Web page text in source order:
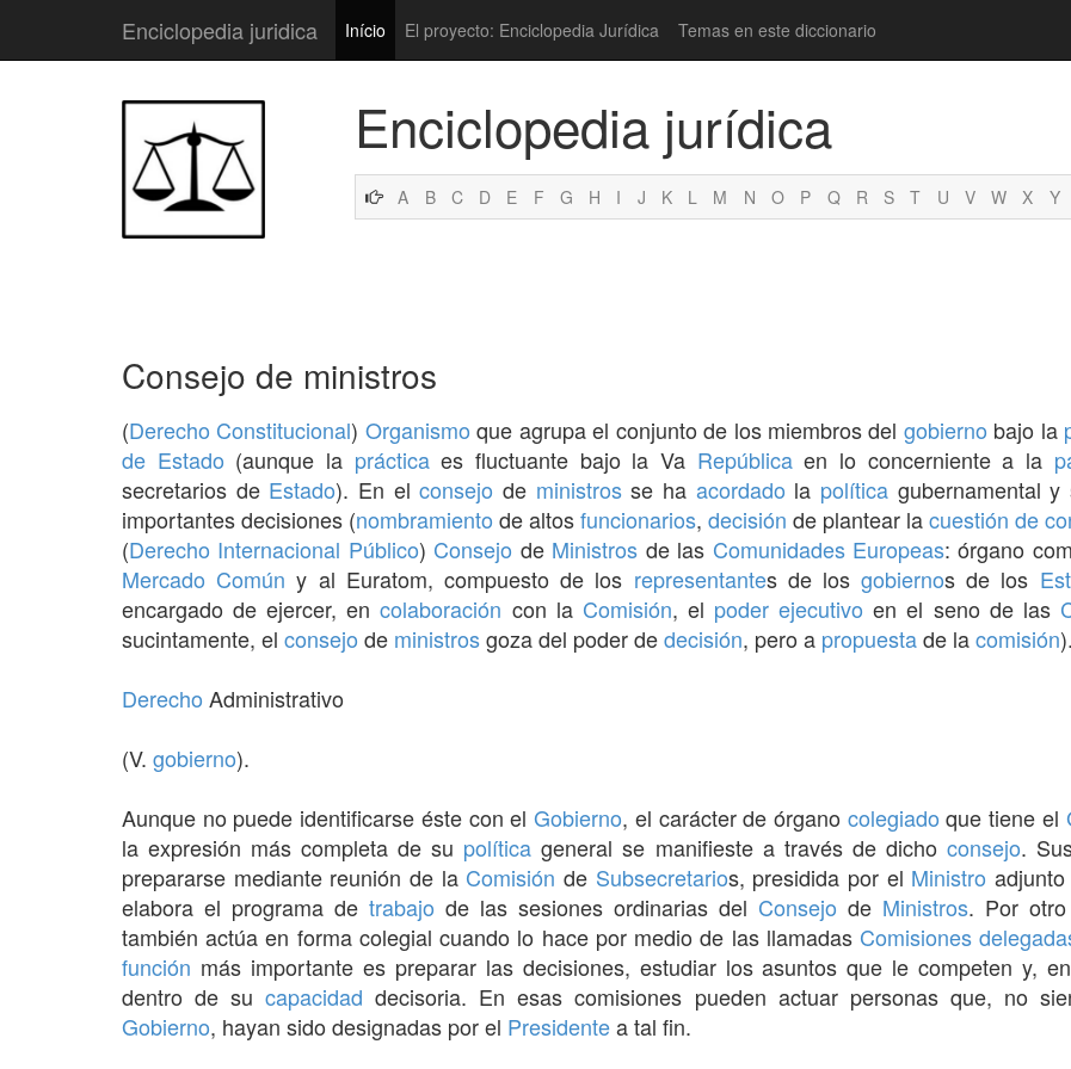
Enciclopedia juridica Início El proyecto: Enciclopedia Jurídica Temas en este diccionario
Enciclopedia jurídica
A B C D E F G H I J K L M N O P Q R S T U V W X Y
Consejo de ministros
(Derecho Constitucional) Organismo que agrupa el conjunto de los miembros del gobierno bajo la
de Estado (aunque la prácticaes fluctuante bajo la Va Repúblicaen lo concerniente a la
secretarios de Estado). En elconsejo de ministrosse ha acordado la política gubernamental
importantes decisiones (nombramiento de altosfuncionarios, decisión de plantear lacuestión de
(Derecho Internacional Público) Consejo de Ministros de las Comunidades Europeas: órgano
Mercado Común y al Euratom, compuesto de los representantes de losgobiernos de los
encargado de ejercer, encolaboración con la Comisión, el poder ejecutivo en el seno de las
sucintamente, el consejo de ministrosgoza del poder dedecisión, pero a propuestade lacomisión).
Derecho Administrativo
(V. gobierno).
Aunque no puede identificarse éste con elGobierno, el carácter de órgano colegiado que tiene el
la expresión más completa de su política general se manifieste a través de dicho consejo.
prepararse mediante reunión de la Comisión de Subsecretarios, presidida por el Ministro
elabora el programa de trabajo de las sesiones ordinarias del Consejo de Ministros. Por
también actúa en forma colegial cuando lo hace por medio de las llamadas Comisiones
función más importante es preparar las decisiones, estudiar los asuntos que le competen y,
dentro de sucapacidad decisoria. En esas comisiones pueden actuar personas que, no
Gobierno, hayan sido designadas por el Presidentea tal fin.